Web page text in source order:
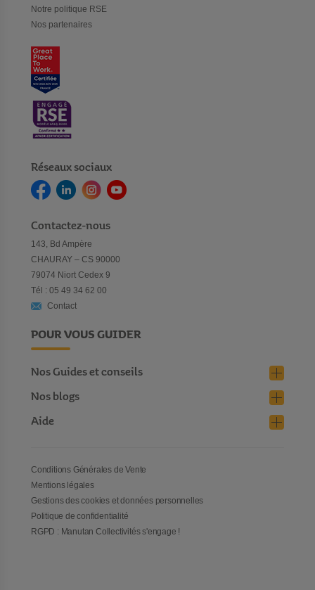
Notre politique RSE
Nos partenaires
Réseaux sociaux
Contactez-nous
143, Bd Ampère
CHAURAY – CS 90000
79074 Niort Cedex 9
Tél : 05 49 34 62 00
Contact
POUR VOUS GUIDER
Nos Guides et conseils
Nos blogs
Aide
Conditions Générales de Vente
Mentions légales
Gestions des cookies et données personnelles
Politique de confidentialité
RGPD : Manutan Collectivités s'engage !